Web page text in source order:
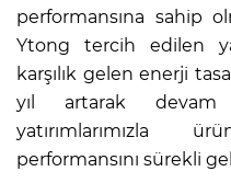
performansına sahip
Ytong tercih edilen
karşılık gelen enerji
yıl artarak devam
yatırımlarımızla
performansını sürekli